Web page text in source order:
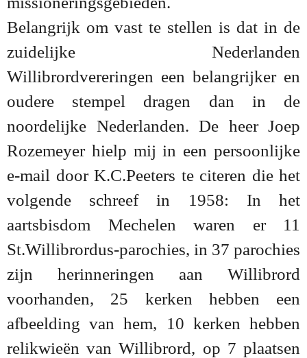
Belangrijk om vast te stellen is dat in de
zuidelijke Nederlanden
Willibrordvereringen een belangrijker en
oudere stempel dragen dan in de
noordelijke Nederlanden. De heer Joep
Rozemeyer hielp mij in een persoonlijke
e-mail door K.C.Peeters te citeren die het
volgende schreef in 1958: In het
aartsbisdom Mechelen waren er 11
St.Willibrordus-parochies, in 37 parochies
zijn herinneringen aan Willibrord
voorhanden, 25 kerken hebben een
afbeelding van hem, 10 kerken hebben
relikwieën van Willibrord, op 7 plaatsen